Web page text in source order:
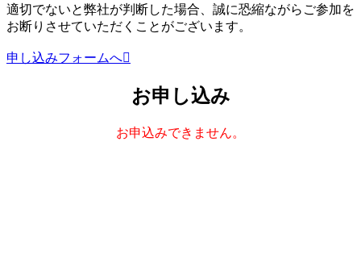
適切でないと弊社が判断した場合、誠に恐縮ながらご参加を
お断りさせていただくことがございます。
申し込みフォームへ
お申し込み
お申込みできません。